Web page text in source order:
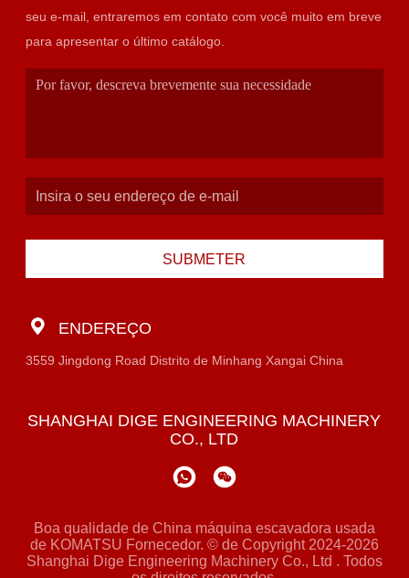
seu e-mail, entraremos em contato com você muito em breve
para apresentar o último catálogo.
SUBMETER
ENDEREÇO
3559 Jingdong Road Distrito de Minhang Xangai China
SHANGHAI DIGE ENGINEERING MACHINERY
CO., LTD
Boa qualidade de China máquina escavadora usada
de KOMATSU Fornecedor. © de Copyright 2024-2026
Shanghai Dige Engineering Machinery Co., Ltd . Todos